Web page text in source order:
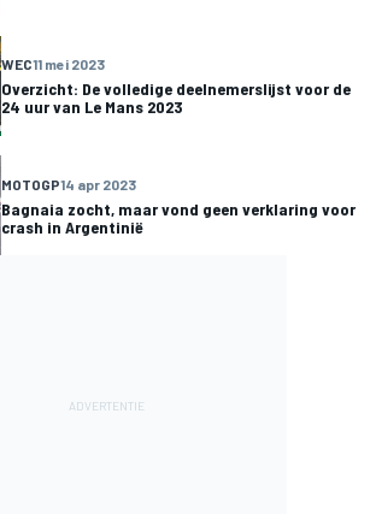
WEC11 mei 2023
Overzicht: De volledige deelnemerslijst voor de
24 uur van Le Mans 2023
MOTOGP14 apr 2023
Bagnaia zocht, maar vond geen verklaring voor
crash in Argentinië